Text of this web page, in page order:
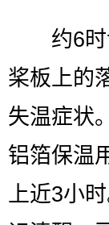
约6时
桨板上的
失温症状
铝箔保温
上近3小